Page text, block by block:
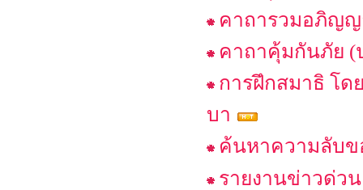
คาถารวมอภิญ
คาถาคุ้มกันภัย (
การฝึกสมาธิ โด
บา
ค้นหาความลับข
รายงานข่าวด่ว